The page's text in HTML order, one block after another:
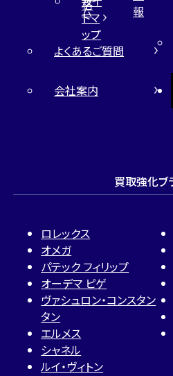
格
ム
報
トマ
ップ
よくあるご質問
会社案内
買取強化ブ
ロレックス
オメガ
パテック フィリップ
オーデマ ピゲ
ヴァシュロン・コンスタン
タン
エルメス
シャネル
ルイ・ヴィトン